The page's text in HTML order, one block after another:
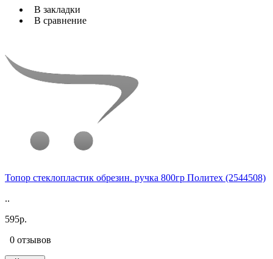
В закладки
В сравнение
Топор стеклопластик обрезин. ручка 800гр Политех (2544508)
..
595р.
0 отзывов